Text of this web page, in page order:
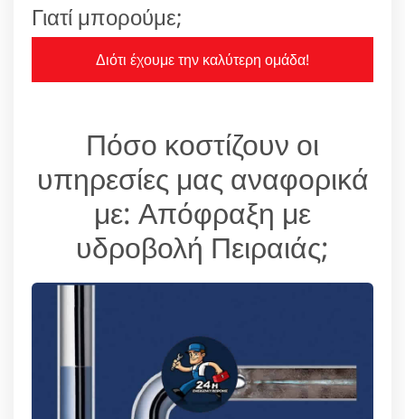
Γιατί μπορούμε;
Διότι έχουμε την καλύτερη ομάδα!
Πόσο κοστίζουν οι
υπηρεσίες μας αναφορικά
με: Απόφραξη με
υδροβολή Πειραιάς;